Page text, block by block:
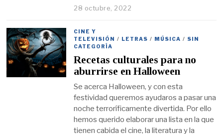
28 octubre, 2022
CINE Y
TELEVISIÓN / LETRAS / MÚSICA / SIN
CATEGORÍA
Recetas culturales para no
aburrirse en Halloween
Se acerca Halloween, y con esta
festividad queremos ayudaros a pasar una
noche terroríficamente divertida. Por ello
hemos querido elaborar una lista en la que
tienen cabida el cine, la literatura y la